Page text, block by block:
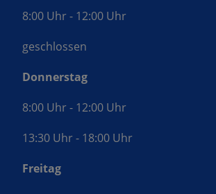
8:00 Uhr - 12:00 Uhr
geschlossen
Donnerstag
8:00 Uhr - 12:00 Uhr
13:30 Uhr - 18:00 Uhr
Freitag